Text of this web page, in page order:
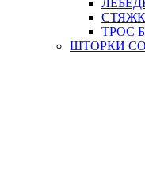
ТРОС
ШТОРКИ